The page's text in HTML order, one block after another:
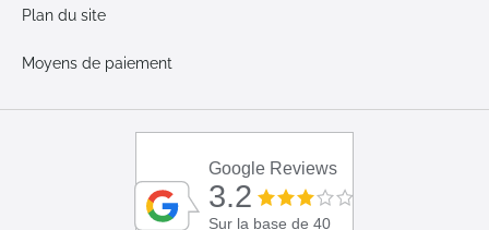
Plan du site
Moyens de paiement
Google Reviews
3.2
Sur la base de 40